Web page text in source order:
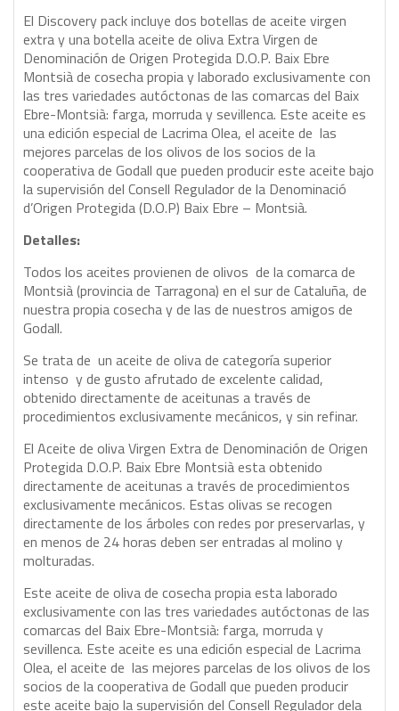
El Discovery pack incluye dos botellas de aceite virgen
extra y una botella aceite de oliva Extra Virgen de
Denominación de Origen Protegida D.O.P. Baix Ebre
Montsià de cosecha propia y laborado exclusivamente con
las tres variedades autóctonas de las comarcas del Baix
Ebre-Montsià: farga, morruda y sevillenca. Este aceite es
una edición especial de Lacrima Olea, el aceite de las
mejores parcelas de los olivos de los socios de la
cooperativa de Godall que pueden producir este aceite bajo
la supervisión del Consell Regulador de la Denominació
d’Origen Protegida (D.O.P) Baix Ebre – Montsià.
Detalles:
Todos los aceites provienen de olivos de la comarca de
Montsià (provincia de Tarragona) en el sur de Cataluña, de
nuestra propia cosecha y de las de nuestros amigos de
Godall.
Se trata de un aceite de oliva de categoría superior
intenso y de gusto afrutado de excelente calidad,
obtenido directamente de aceitunas a través de
procedimientos exclusivamente mecánicos, y sin refinar.
El Aceite de oliva Virgen Extra de Denominación de Origen
Protegida D.O.P. Baix Ebre Montsià esta obtenido
directamente de aceitunas a través de procedimientos
exclusivamente mecánicos. Estas olivas se recogen
directamente de los árboles con redes por preservarlas, y
en menos de 24 horas deben ser entradas al molino y
molturadas.
Este aceite de oliva de cosecha propia esta laborado
exclusivamente con las tres variedades autóctonas de las
comarcas del Baix Ebre-Montsià: farga, morruda y
sevillenca. Este aceite es una edición especial de Lacrima
Olea, el aceite de las mejores parcelas de los olivos de los
socios de la cooperativa de Godall que pueden producir
este aceite bajo la supervisión del Consell Regulador dela